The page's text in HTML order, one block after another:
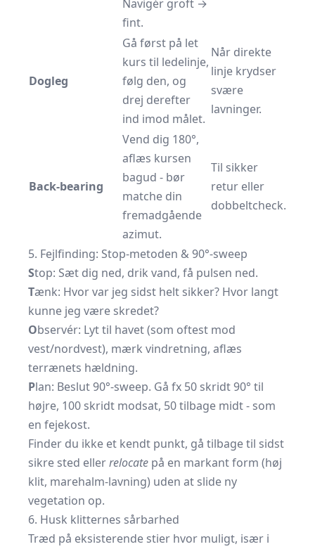
Navigér groft →
fint.
Dogleg
Gå først på let
kurs til ledelinje,
følg den, og
drej derefter
ind imod målet.
Når direkte
linje krydser
svære
lavninger.
Back-bearing
Vend dig 180°,
aflæs kursen
bagud - bør
matche din
fremadgående
azimut.
Til sikker
retur eller
dobbeltcheck.
5. Fejlfinding: Stop-metoden & 90°-sweep
Stop: Sæt dig ned, drik vand, få pulsen ned.
Tænk: Hvor var jeg sidst helt sikker? Hvor langt
kunne jeg være skredet?
Observér: Lyt til havet (som oftest mod
vest/nordvest), mærk vindretning, aflæs
terrænets hældning.
Plan: Beslut 90°-sweep. Gå fx 50 skridt 90° til
højre, 100 skridt modsat, 50 tilbage midt - som
en fejekost.
Finder du ikke et kendt punkt, gå tilbage til sidst
sikre sted ellerrelocate på en markant form (høj
klit, marehalm-lavning) uden at slide ny
vegetation op.
6. Husk klitternes sårbarhed
Træd på eksisterende stier hvor muligt, især i